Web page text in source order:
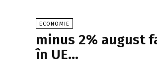
ECONOMIE
minus 2% august
în UE…